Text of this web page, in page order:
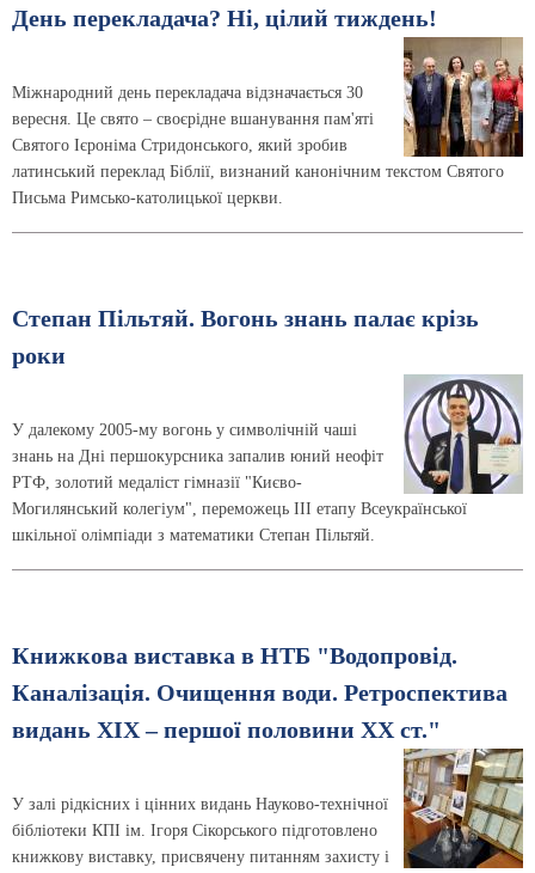
День перекладача? Ні, цілий тиждень!
Міжнародний день перекладача відзначається 30
вересня. Це свято – своєрідне вшанування пам'яті
Святого Ієроніма Стридонського, який зробив
латинський переклад Біблії, визнаний канонічним текстом Святого
Письма Римсько-католицької церкви.
Степан Пільтяй. Вогонь знань палає крізь
роки
У далекому 2005-му вогонь у символічній чаші
знань на Дні першокурсника запалив юний неофіт
РТФ, золотий медаліст гімназії "Києво-
Могилянський колегіум", переможець III етапу Всеукраїнської
шкільної олімпіади з математики Степан Пільтяй.
Книжкова виставка в НТБ "Водопровід.
Каналізація. Очищення води. Ретроспектива
видань ХІХ – першої половини ХХ ст."
У залі рідкісних і цінних видань Науково-технічної
бібліотеки КПІ ім. Ігоря Сікорського підготовлено
книжкову виставку, присвячену питанням захисту і